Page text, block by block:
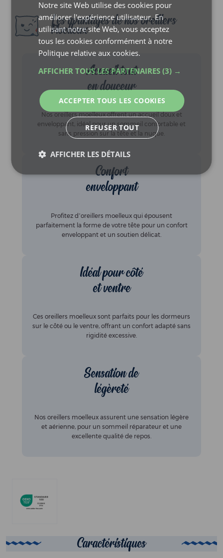
Les avantages de nos oreillers
Moelleux
Accueil tout
en douceur
Nos oreillers moelleux offrent un accueil doux et
enveloppant, idéal pour un sommeil confortable et
sans pression sur la tête et la nuque.
Confort
enveloppant
Profitez d’oreillers moelleux qui épousent
parfaitement la forme de votre tête pour un confort
enveloppant et un soutien délicat.
Idéal pour côté
et ventre
Ces oreillers moelleux sont parfaits pour les dormeurs
sur le côté ou le ventre, offrant un confort adapté sans
rigidité excessive.
Sensation de
légèreté
Nos oreillers moelleux assurent une sensation légère
et aérienne, pour un sommeil réparateur et une
excellente qualité de repos.
Caractéristiques